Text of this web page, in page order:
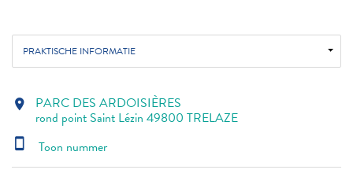
PRAKTISCHE INFORMATIE
location_on PARC DES ARDOISIÈRES
rond point Saint Lézin 49800 TRELAZE
smartphone Toon nummer